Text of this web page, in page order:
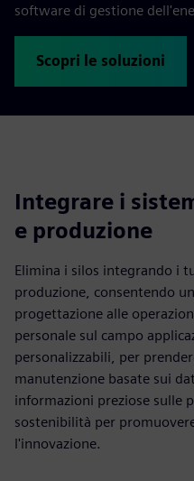
software di gestione
Scopri le soluzioni
Integrare i
e produzione
Elimina i silos integrando i
produzione, consentendo
progettazione alle
personale sul campo
personalizzabili, per
manutenzione basate sui
informazioni preziose sulle
sostenibilità per
l'innovazione.